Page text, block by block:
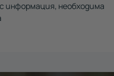
информация, необходима